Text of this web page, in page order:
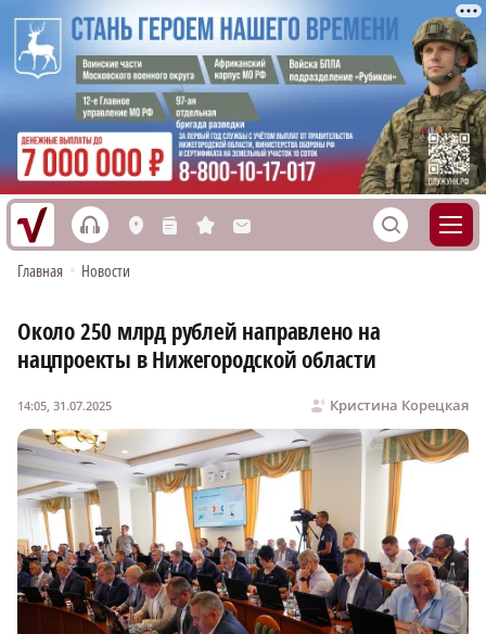
h L n s M S
Главная • Новости
Около 250 млрд рублей направлено на
нацпроекты в Нижегородской области
Кристина Корецкая
14:05, 31.07.2025